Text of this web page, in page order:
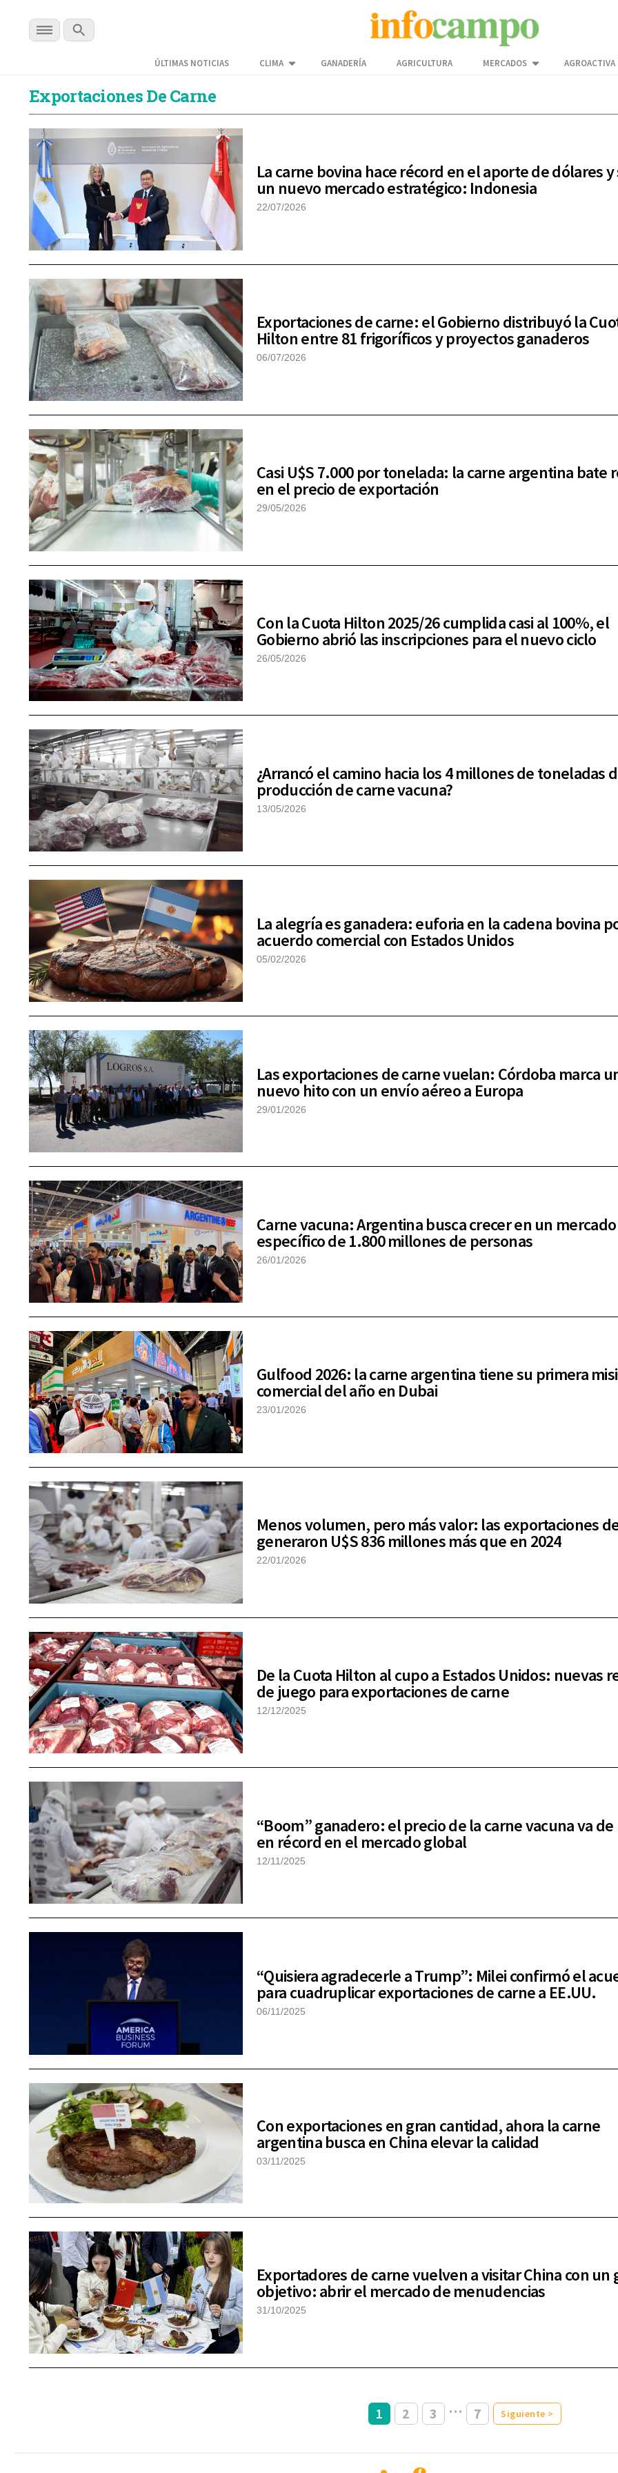
ÚLTIMAS NOTICIAS CLIMA GANADERÍA AGRICULTURA MERCADOS AGROACTIVA
Exportaciones De Carne
La carne bovina hace récord en el aporte de dólares
un nuevo mercado estratégico: Indonesia
22/07/2026
Exportaciones de carne: el Gobierno distribuyó la
Hilton entre 81 frigoríficos y proyectos ganaderos
06/07/2026
Casi U$S 7.000 por tonelada: la carne argentina bate
en el precio de exportación
29/05/2026
Con la Cuota Hilton 2025/26 cumplida casi al 100%, el
Gobierno abrió las inscripciones para el nuevo ciclo
26/05/2026
¿Arrancó el camino hacia los 4 millones de toneladas
producción de carne vacuna?
13/05/2026
La alegría es ganadera: euforia en la cadena bovina
acuerdo comercial con Estados Unidos
05/02/2026
Las exportaciones de carne vuelan: Córdoba marca
nuevo hito con un envío aéreo a Europa
29/01/2026
Carne vacuna: Argentina busca crecer en un mercado
específico de 1.800 millones de personas
26/01/2026
Gulfood 2026: la carne argentina tiene su primera
comercial del año en Dubai
23/01/2026
Menos volumen, pero más valor: las exportaciones
generaron U$S 836 millones más que en 2024
22/01/2026
De la Cuota Hilton al cupo a Estados Unidos: nuevas
de juego para exportaciones de carne
12/12/2025
“Boom” ganadero: el precio de la carne vacuna va
en récord en el mercado global
12/11/2025
“Quisiera agradecerle a Trump”: Milei confirmó el
para cuadruplicar exportaciones de carne a EE.UU.
06/11/2025
Con exportaciones en gran cantidad, ahora la carne
argentina busca en China elevar la calidad
03/11/2025
Exportadores de carne vuelven a visitar China con un
objetivo: abrir el mercado de menudencias
31/10/2025
1 2 3 … 7 Siguiente >